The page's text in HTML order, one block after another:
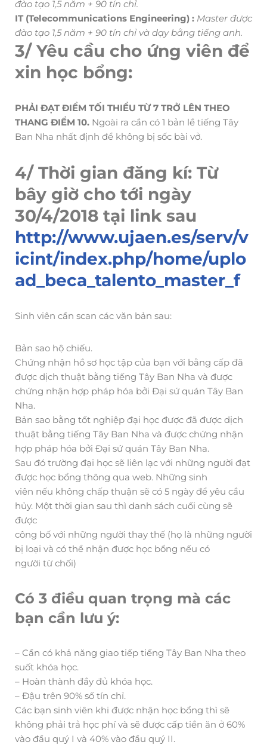
đào tạo 1,5 năm + 90 tín chỉ.
IT (Telecommunications Engineering) : Master được
đào tạo 1,5 năm + 90 tín chỉ và dạy bằng tiếng anh.
3/ Yêu cầu cho ứng viên để
xin học bổng:
PHẢI ĐẠT ĐIỂM TỐI THIỂU TỪ 7 TRỞ LÊN THEO
THANG ĐIỂM 10. Ngoài ra cần có 1 bản lề tiếng Tây
Ban Nha nhất định để không bị sốc bài vở.
4/ Thời gian đăng kí: Từ
bây giờ cho tới ngày
30/4/2018 tại link sau
http://www.ujaen.es/serv/v
icint/index.php/home/uplo
ad_beca_talento_master_f
Sinh viên cần scan các văn bản sau:
Bản sao hộ chiếu.
Chứng nhận hồ sơ học tập của bạn với bằng cấp đã
được dịch thuật bằng tiếng Tây Ban Nha và được
chứng nhận hợp pháp hóa bởi Đại sứ quán Tây Ban
Nha.
Bản sao bằng tốt nghiệp đại học được đã được dịch
thuật bằng tiếng Tây Ban Nha và được chứng nhận
hợp pháp hóa bởi Đại sứ quán Tây Ban Nha.
Sau đó trường đại học sẽ liên lạc với những người đạt
được học bổng thông qua web. Những sinh
viên nếu không chấp thuận sẽ có 5 ngày để yêu cầu
hủy. Một thời gian sau thì danh sách cuối cùng sẽ
được
công bố với những người thay thế (họ là những người
bị loại và có thể nhận được học bổng nếu có
người từ chối)
Có 3 điều quan trọng mà các
bạn cần lưu ý:
– Cần có khả năng giao tiếp tiếng Tây Ban Nha theo
suốt khóa học.
– Hoàn thành đầy đủ khóa học.
– Đậu trên 90% số tín chỉ.
Các bạn sinh viên khi được nhận học bổng thì sẽ
không phải trả học phí và sẽ được cấp tiền ăn ở 60%
vào đầu quý I và 40% vào đầu quý II.